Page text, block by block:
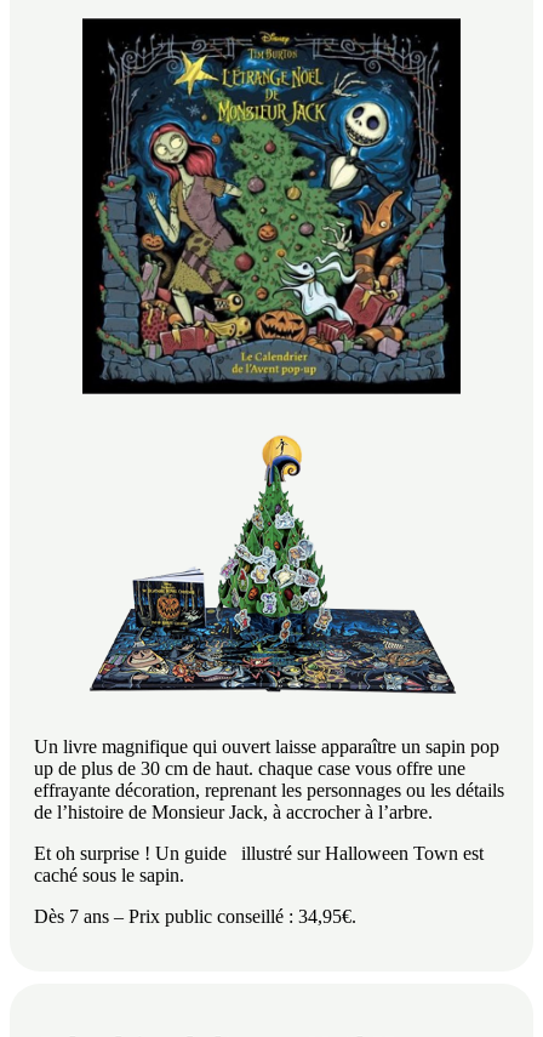
Un livre magnifique qui ouvert laisse apparaître un sapin pop
up de plus de 30 cm de haut. chaque case vous offre une
effrayante décoration, reprenant les personnages ou les détails
de l’histoire de Monsieur Jack, à accrocher à l’arbre.
Et oh surprise ! Un guide illustré sur Halloween Town est
caché sous le sapin.
Dès 7 ans – Prix public conseillé : 34,95€.